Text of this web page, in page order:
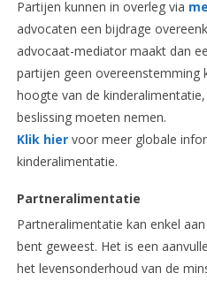
Partijen kunnen in overleg via
advocaten een bijdrage
advocaat-mediator maakt dan
partijen geen overeenstemming
hoogte van de
beslissing moeten nemen.
Klik hiervoor meer globale
kinderalimentatie.
Partneralimentatie
Partneralimentatie kan enkel
bent geweest. Het is een
het levensonderhoud van de